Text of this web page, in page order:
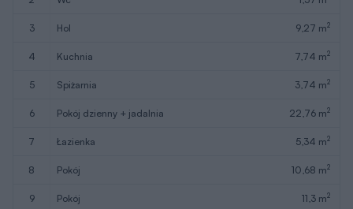
3 hol 9,27 m2
4 kuchnia 7,74 m2
5 spiżarnia 3,74 m2
6 pokój dzienny + jadalnia 22,76 m2
7 łazienka 5,34 m2
8 pokój 10,68 m2
9 pokój 11,3 m2